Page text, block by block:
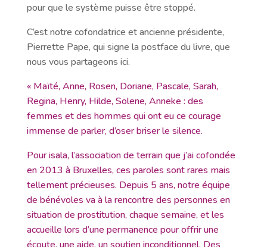
pour que le système puisse être stoppé.
C’est notre cofondatrice et ancienne présidente,
Pierrette Pape, qui signe la postface du livre, que
nous vous partageons ici.
« Maïté, Anne, Rosen, Doriane, Pascale, Sarah,
Regina, Henry, Hilde, Solene, Anneke : des
femmes et des hommes qui ont eu ce courage
immense de parler, d’oser briser le silence.
Pour isala, l’association de terrain que j’ai cofondée
en 2013 à Bruxelles, ces paroles sont rares mais
tellement précieuses. Depuis 5 ans, notre équipe
de bénévoles va à la rencontre des personnes en
situation de prostitution, chaque semaine, et les
accueille lors d’une permanence pour offrir une
écoute, une aide, un soutien inconditionnel. Des